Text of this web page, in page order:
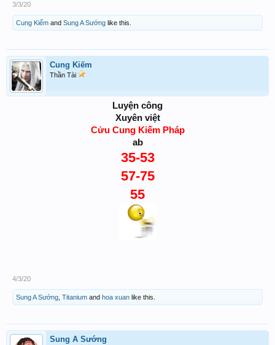
3/3/20
Cung Kiếm and Sung A Sướng like this.
Cung Kiếm
Thần Tài
Luyện công
Xuyên việt
Cửu Cung Kiếm Pháp
ab
35-53
57-75
55
4/3/20
Sung A Sướng Titanium and hoa xuan like this.
Sung A Sướng